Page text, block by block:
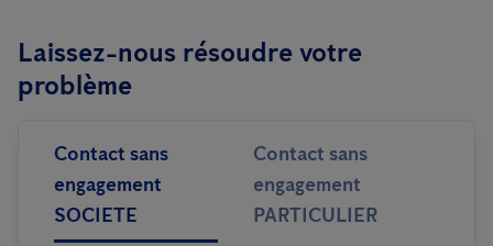
Laissez-nous résoudre votre
problème
Contact sans
engagement
SOCIETE
Contact sans
engagement
PARTICULIER